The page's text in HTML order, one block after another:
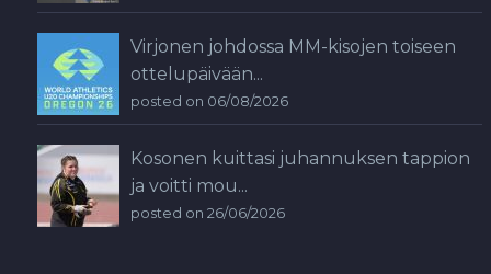
Virjonen johdossa MM-kisojen toiseen
ottelupäivään...
posted on 06/08/2026
Kosonen kuittasi juhannuksen tappion
ja voitti mou...
posted on 26/06/2026